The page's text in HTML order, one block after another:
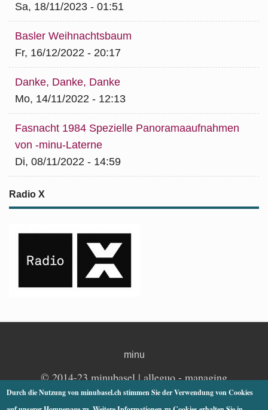
Sa, 18/11/2023 - 01:51
Basler Weihnachtsbaum
Fr, 16/12/2022 - 20:17
Danke, Danke, Danke
Mo, 14/11/2022 - 12:13
Fasnacht 1984 Spezielle Panoramaaufnahmen
von -minu-Laterne
Di, 08/11/2022 - 14:59
Radio X
minu
© 2014-23 minubasel |alleguo- managing
communications | Basel
Durch die Nutzung von minubasel.ch stimmen Sie der Verwendung von Cookies